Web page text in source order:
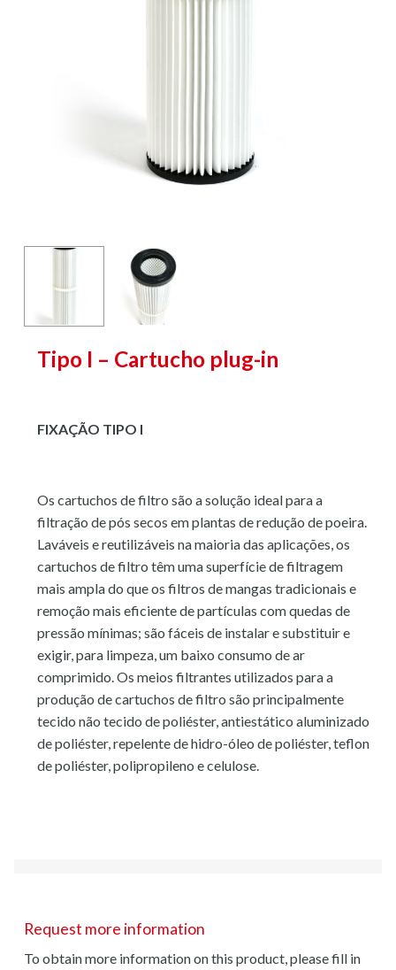
Tipo I – Cartucho plug-in
FIXAÇÃO TIPO I
Os cartuchos de filtro são a solução ideal para a
filtração de pós secos em plantas de redução de poeira.
Laváveis e reutilizáveis na maioria das aplicações, os
cartuchos de filtro têm uma superfície de filtragem
mais ampla do que os filtros de mangas tradicionais e
remoção mais eficiente de partículas com quedas de
pressão mínimas; são fáceis de instalar e substituir e
exigir, para limpeza, um baixo consumo de ar
comprimido. Os meios filtrantes utilizados para a
produção de cartuchos de filtro são principalmente
tecido não tecido de poliéster, antiestático aluminizado
de poliéster, repelente de hidro-óleo de poliéster, teflon
de poliéster, polipropileno e celulose.
Request more information
To obtain more information on this product, please fill in